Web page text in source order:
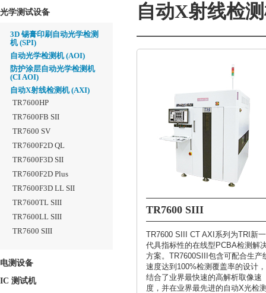
光学测试设备
3D 锡膏印刷自动光学检测
机 (SPI)
自动光学检测机 (AOI)
防护涂层自动光学检测机
(CI AOI)
自动X射线检测机 (AXI)
TR7600HP
TR7600FB SII
TR7600 SV
TR7600F2D QL
TR7600F3D SII
TR7600F2D Plus
TR7600F3D LL SII
TR7600TL SIII
TR7600LL SIII
TR7600 SIII
电测设备
IC 测试机
自动X射线检
TR7600 SIII
TR7600 SIII CT AXI系列为TRI新一
代具指标性的在线型PCBA检测解
方案。TR7600SIII包含可配合生产
速度达到100%检测覆盖率的设计，
结合了业界最快速的高解析取像速
度，并在业界最先进的自动X光检